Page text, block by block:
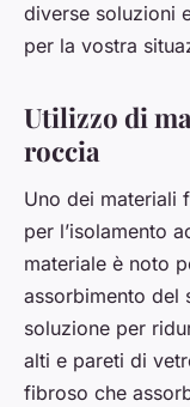
diverse soluzioni
per la vostra
Utilizzo di
roccia
Uno dei materiali
per l’isolamento
materiale è noto
assorbimento del
soluzione per
alti e pareti di
fibroso che